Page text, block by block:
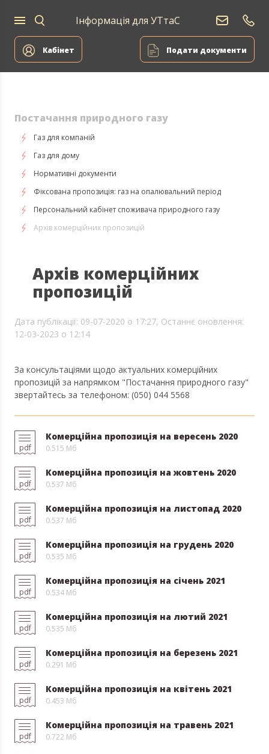
Кабінет Подати документи
Інформація для УТтаС
дому
компаній
Постачання
природного
газу
Постачання природного газу
Газ для компаній
Газ для дому
Нормативні документи
Фіксована пропозиція: газ на опалювальний період
Персональний кабінет споживача природного газу
Архів комерційних пропозицій
Архів комерційних
пропозицій
Дата публікації: 09-07-2020 о 17:27, Останнє оновлення:
12-03-2023 о 12:14
За консультаціями щодо актуальних комерційних
пропозицій за напрямком "Постачання природного газу"
звертайтесь за телефоном: (050) 044 5568
pdf
Комерційна пропозиція на вересень 2020
0.515 Мб
pdf
Комерційна пропозиція на жовтень 2020
0.537 Мб
pdf
Комерційна пропозиція на листопад 2020
0.537 Мб
pdf
Комерційна пропозиція на грудень 2020
0.535 Мб
pdf
Комерційна пропозиція на січень 2021
0.534 Мб
pdf
Комерційна пропозиція на лютий 2021
0.535 Мб
pdf
Комерційна пропозиція на березень 2021
0.291 Мб
pdf
Комерційна пропозиція на квітень 2021
0.453 Мб
pdf
Комерційна пропозиція на травень 2021
0.722 Мб